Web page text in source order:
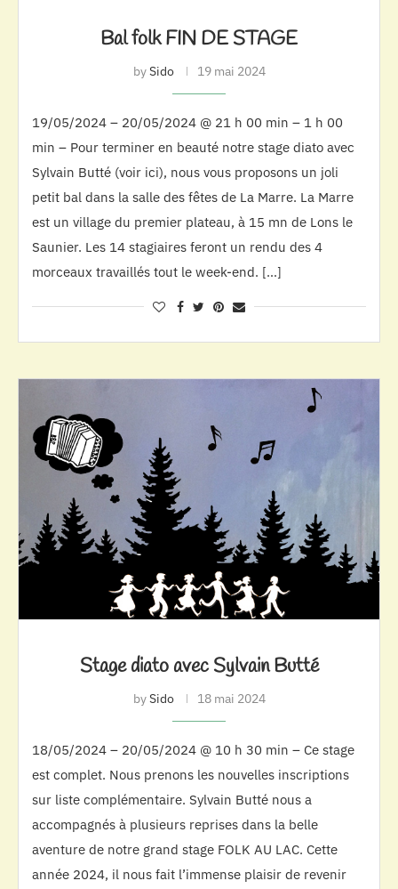
Bal folk FIN DE STAGE
bySido 19 mai 2024
19/05/2024 – 20/05/2024 @ 21 h 00 min – 1 h 00
min – Pour terminer en beauté notre stage diato avec
Sylvain Butté (voir ici), nous vous proposons un joli
petit bal dans la salle des fêtes de La Marre. La Marre
est un village du premier plateau, à 15 mn de Lons le
Saunier. Les 14 stagiaires feront un rendu des 4
morceaux travaillés tout le week-end. […]
Stage diato avec Sylvain Butté
bySido 18 mai 2024
18/05/2024 – 20/05/2024 @ 10 h 30 min – Ce stage
est complet. Nous prenons les nouvelles inscriptions
sur liste complémentaire. Sylvain Butté nous a
accompagnés à plusieurs reprises dans la belle
aventure de notre grand stage FOLK AU LAC. Cette
année 2024, il nous fait l’immense plaisir de revenir